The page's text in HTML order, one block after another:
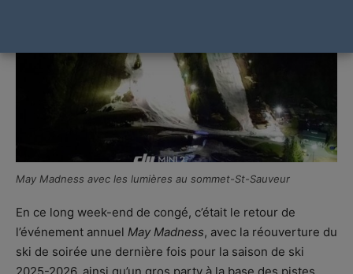
May Madness avec les lumières au sommet-St-Sauveur
En ce long week-end de congé, c’était le retour de
l’événement annuel May Madness, avec la réouverture du
ski de soirée une dernière fois pour la saison de ski